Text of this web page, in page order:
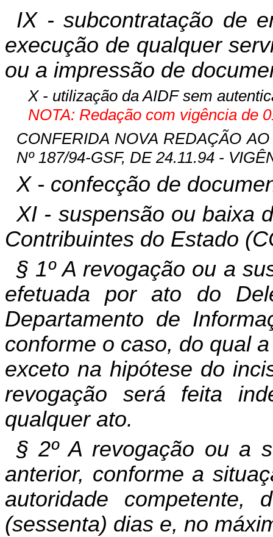
IX - subcontratação de
execução de qualquer
ou a impressão de
X - utilização da AIDF sem
NOTA: Redação com vigência de
CONFERIDA NOVA REDAÇÃO
Nº 187/94-GSF, DE 24.11.94 -
X - confecção de
XI - suspensão ou baixa
Contribuintes do Estado
§ 1º A revogação ou a
efetuada por ato do
Departamento de
conforme o caso, do qual
exceto na hipótese do
revogação será feita
qualquer ato.
§ 2º A revogação ou a
anterior, conforme a
autoridade
(sessenta) dias e, no